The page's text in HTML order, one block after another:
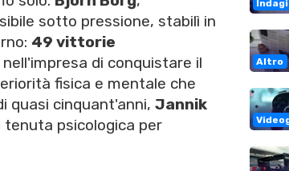
sotto pressione, stabilì in
49 vittorie
di conquistare il
fisica e mentale che
quasi cinquant'anni, Jannik
tenuta psicologica per
Altro